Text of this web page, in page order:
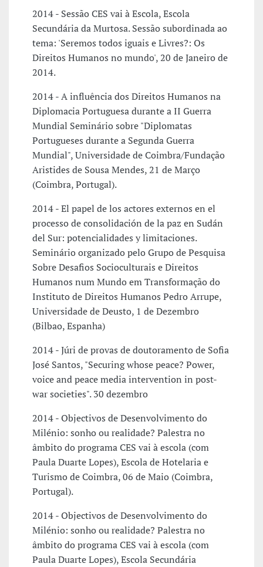
2014 - Sessão CES vai à Escola, Escola
Secundária da Murtosa. Sessão subordinada ao
tema: 'Seremos todos iguais e Livres?: Os
Direitos Humanos no mundo', 20 de Janeiro de
2014.
2014 - A influência dos Direitos Humanos na
Diplomacia Portuguesa durante a II Guerra
Mundial Seminário sobre "Diplomatas
Portugueses durante a Segunda Guerra
Mundial", Universidade de Coimbra/Fundação
Aristides de Sousa Mendes, 21 de Março
(Coimbra, Portugal).
2014 - El papel de los actores externos en el
processo de consolidación de la paz en Sudán
del Sur: potencialidades y limitaciones.
Seminário organizado pelo Grupo de Pesquisa
Sobre Desafios Socioculturais e Direitos
Humanos num Mundo em Transformação do
Instituto de Direitos Humanos Pedro Arrupe,
Universidade de Deusto, 1 de Dezembro
(Bilbao, Espanha)
2014 - Júri de provas de doutoramento de Sofia
José Santos, "Securing whose peace? Power,
voice and peace media intervention in post-
war societies". 30 dezembro
2014 - Objectivos de Desenvolvimento do
Milénio: sonho ou realidade? Palestra no
âmbito do programa CES vai à escola (com
Paula Duarte Lopes), Escola de Hotelaria e
Turismo de Coimbra, 06 de Maio (Coimbra,
Portugal).
2014 - Objectivos de Desenvolvimento do
Milénio: sonho ou realidade? Palestra no
âmbito do programa CES vai à escola (com
Paula Duarte Lopes), Escola Secundária